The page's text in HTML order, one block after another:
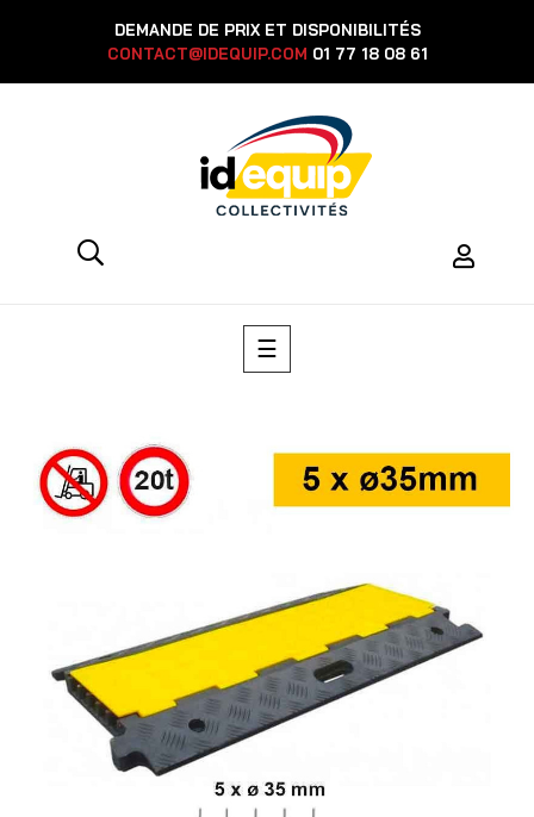
DEMANDE DE PRIX ET DISPONIBILITÉS
CONTACT@IDEQUIP.COM 01 77 18 08 61
Basculer
la
☰